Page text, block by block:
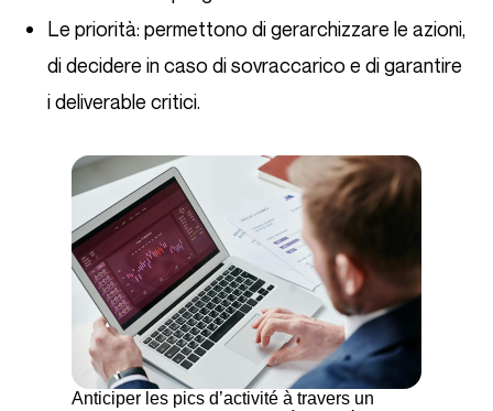
Le priorità: permettono di gerarchizzare le azioni,
di decidere in caso di sovraccarico e di garantire
i deliverable critici.
Anticiper les pics d’activité à travers un